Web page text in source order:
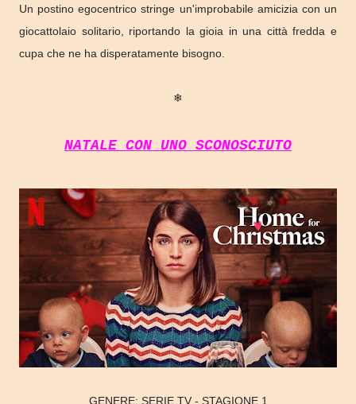
Un postino egocentrico stringe un'improbabile amicizia con un
giocattolaio solitario, riportando la gioia in una città fredda e
cupa che ne ha disperatamente bisogno.
❄
NATALE CON UNO SCONOSCIUTO
GENERE: SERIE TV- STAGIONE 1